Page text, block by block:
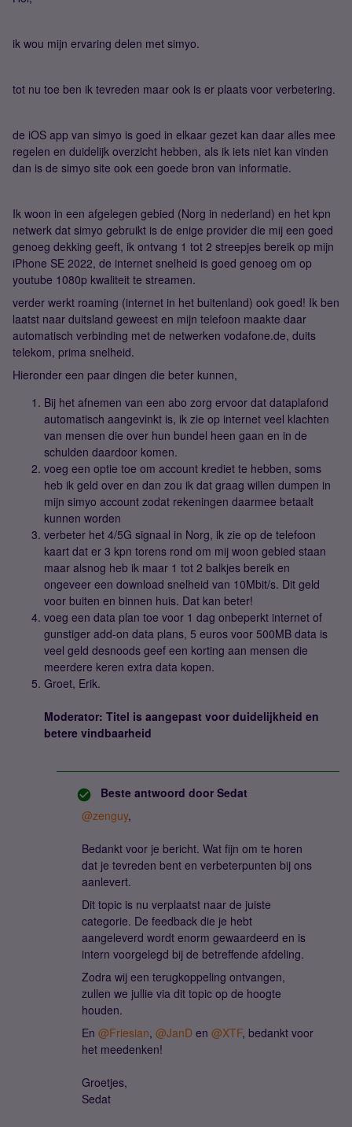
ik wou mijn ervaring delen met simyo.
tot nu toe ben ik tevreden maar ook is er plaats voor verbetering.
de iOS app van simyo is goed in elkaar gezet kan daar alles mee
regelen en duidelijk overzicht hebben, als ik iets niet kan vinden
dan is de simyo site ook een goede bron van informatie.
Ik woon in een afgelegen gebied (Norg in nederland) en het kpn
netwerk dat simyo gebruikt is de enige provider die mij een goed
genoeg dekking geeft, ik ontvang 1 tot 2 streepjes bereik op mijn
iPhone SE 2022, de internet snelheid is goed genoeg om op
youtube 1080p kwaliteit te streamen.
verder werkt roaming (internet in het buitenland) ook goed! Ik ben
laatst naar duitsland geweest en mijn telefoon maakte daar
automatisch verbinding met de netwerken vodafone.de, duits
telekom, prima snelheid.
Hieronder een paar dingen die beter kunnen,
Bij het afnemen van een abo zorg ervoor dat dataplafond
automatisch aangevinkt is, ik zie op internet veel klachten
van mensen die over hun bundel heen gaan en in de
schulden daardoor komen.
voeg een optie toe om account krediet te hebben, soms
heb ik geld over en dan zou ik dat graag willen dumpen in
mijn simyo account zodat rekeningen daarmee betaalt
kunnen worden
verbeter het 4/5G signaal in Norg, ik zie op de telefoon
kaart dat er 3 kpn torens rond om mij woon gebied staan
maar alsnog heb ik maar 1 tot 2 balkjes bereik en
ongeveer een download snelheid van 10Mbit/s. Dit geld
voor buiten en binnen huis. Dat kan beter!
voeg een data plan toe voor 1 dag onbeperkt internet of
gunstiger add-on data plans, 5 euros voor 500MB data is
veel geld desnoods geef een korting aan mensen die
meerdere keren extra data kopen.
Groet, Erik.
Moderator: Titel is aangepast voor duidelijkheid en
betere vindbaarheid
Beste antwoord door Sedat
@zenguy,
Bedankt voor je bericht. Wat fijn om te horen
dat je tevreden bent en verbeterpunten bij ons
aanlevert.
Dit topic is nu verplaatst naar de juiste
categorie. De feedback die je hebt
aangeleverd wordt enorm gewaardeerd en is
intern voorgelegd bij de betreffende afdeling.
Zodra wij een terugkoppeling ontvangen,
zullen we jullie via dit topic op de hoogte
houden.
En ​ @Friesian, ​ @JanD en ​ @XTF, bedankt voor
het meedenken!
Groetjes,
Sedat